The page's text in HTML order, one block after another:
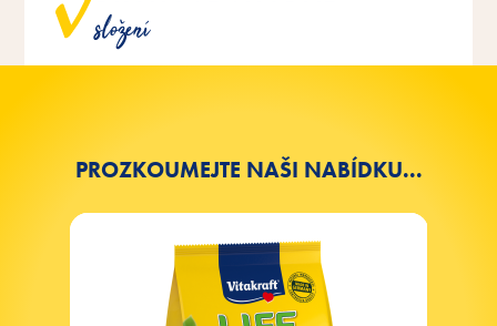
složení
veterináři a odborníky na ptáky a jsou ideálně
přizpůsobena potřebám jednotlivých druhů ptáků.
PROZKOUMEJTE NAŠI NABÍDKU...